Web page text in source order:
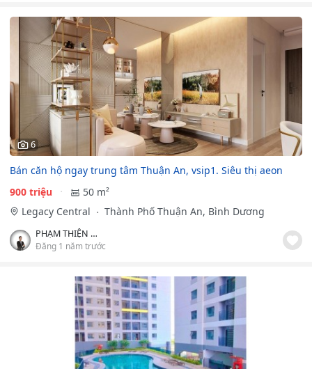
6
Bán căn hộ ngay trung tâm Thuận An, vsip1. Siêu thị aeon
900 triệu
50 m²
Legacy Central
Thành Phố Thuận An, Bình Dương
PHẠM THIỆN AN
Đăng 1 năm trước